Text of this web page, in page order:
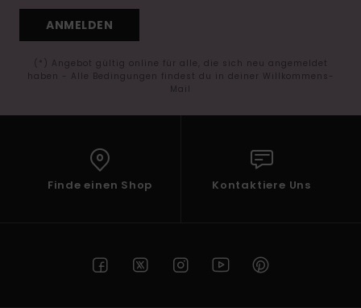
ANMELDEN
(*) Angebot gültig online für alle, die sich neu angemeldet
haben - Alle Bedingungen findest du in deiner Willkommens-
Mail
Finde einen Shop Kontaktiere Uns